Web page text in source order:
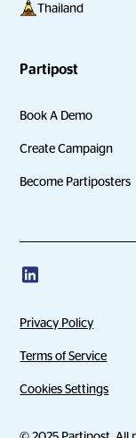
Thailand
Partipost
Book A Demo
Create Campaign
Become Partiposters
Privacy Policy
Terms of Service
Cookies Settings